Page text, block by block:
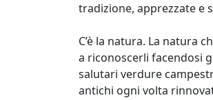
tradizione, apprezzate e
C’è la natura. La natura
a riconoscerli facendosi
salutari verdure
antichi ogni volta